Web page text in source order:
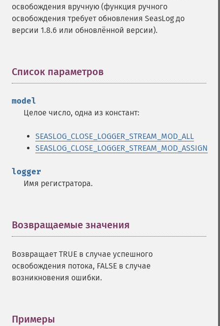
освобождения вручную (функция ручного
освобождения требует обновления SeasLog до
версии 1.8.6 или обновлённой версии).
Список параметров
model
Целое число, одна из констант:
SEASLOG_CLOSE_LOGGER_STREAM_MOD_ALL
SEASLOG_CLOSE_LOGGER_STREAM_MOD_ASSIGN
logger
Имя регистратора.
Возвращаемые значения
Возвращает TRUE в случае успешного
освобождения потока, FALSE в случае
возникновения ошибки.
Примеры